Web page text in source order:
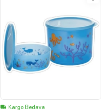
Kargo Bedava